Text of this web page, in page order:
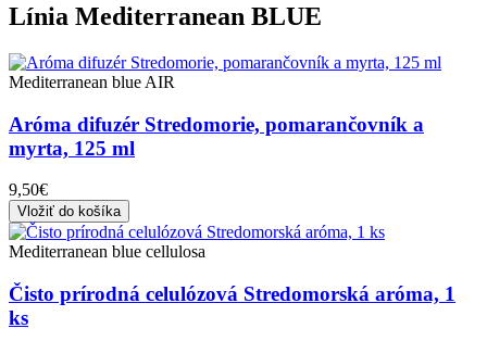
Línia Mediterranean BLUE
Mediterranean blue AIR
Aróma difuzér Stredomorie, pomarančovník a
myrta, 125 ml
9,50€
Vložiť do košíka
Mediterranean blue cellulosa
Čisto prírodná celulózová Stredomorská aróma, 1
ks